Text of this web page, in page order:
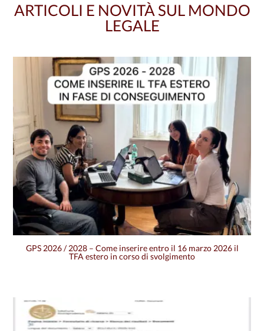
ARTICOLI E NOVITÀ SUL MONDO
LEGALE
GPS 2026 / 2028 – Come inserire entro il 16 marzo 2026 il
TFA estero in corso di svolgimento